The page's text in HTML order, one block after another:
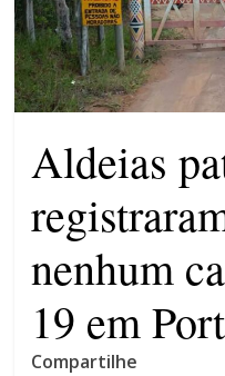
O
CNJ acaba
máxima
Aldeias
nenhum
19 em
Compartilhe